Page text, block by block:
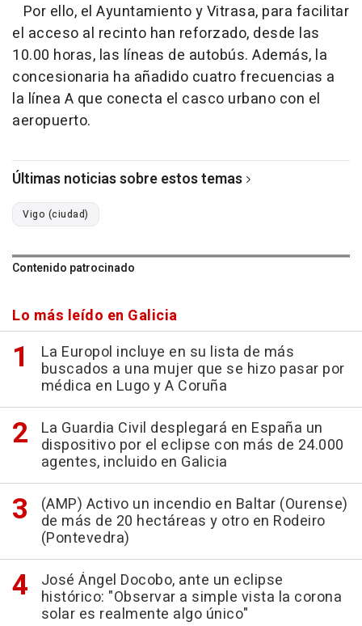
Por ello, el Ayuntamiento y Vitrasa, para facilitar
el acceso al recinto han reforzado, desde las
10.00 horas, las líneas de autobús. Además, la
concesionaria ha añadido cuatro frecuencias a
la línea A que conecta el casco urbano con el
aeropuerto.
Últimas noticias sobre estos temas
Vigo (ciudad)
Contenido patrocinado
Lo más leído en Galicia
La Europol incluye en su lista de más
buscados a una mujer que se hizo pasar por
médica en Lugo y A Coruña
La Guardia Civil desplegará en España un
dispositivo por el eclipse con más de 24.000
agentes, incluido en Galicia
(AMP) Activo un incendio en Baltar (Ourense)
de más de 20 hectáreas y otro en Rodeiro
(Pontevedra)
José Ángel Docobo, ante un eclipse
histórico: "Observar a simple vista la corona
solar es realmente algo único"